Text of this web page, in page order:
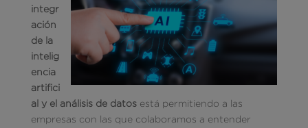
integr
ación
de la
intelig
encia
artifici
al y el análisis de datosestá permitiendo a las
empresas con las que colaboramos a entender